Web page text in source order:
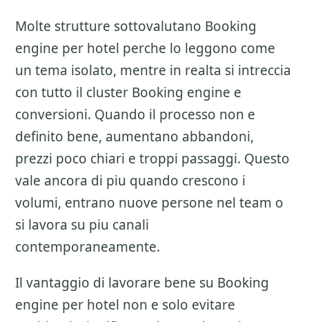
Molte strutture sottovalutano Booking
engine per hotel perche lo leggono come
un tema isolato, mentre in realta si intreccia
con tutto il cluster Booking engine e
conversioni. Quando il processo non e
definito bene, aumentano abbandoni,
prezzi poco chiari e troppi passaggi. Questo
vale ancora di piu quando crescono i
volumi, entrano nuove persone nel team o
si lavora su piu canali
contemporaneamente.
Il vantaggio di lavorare bene su Booking
engine per hotel non e solo evitare